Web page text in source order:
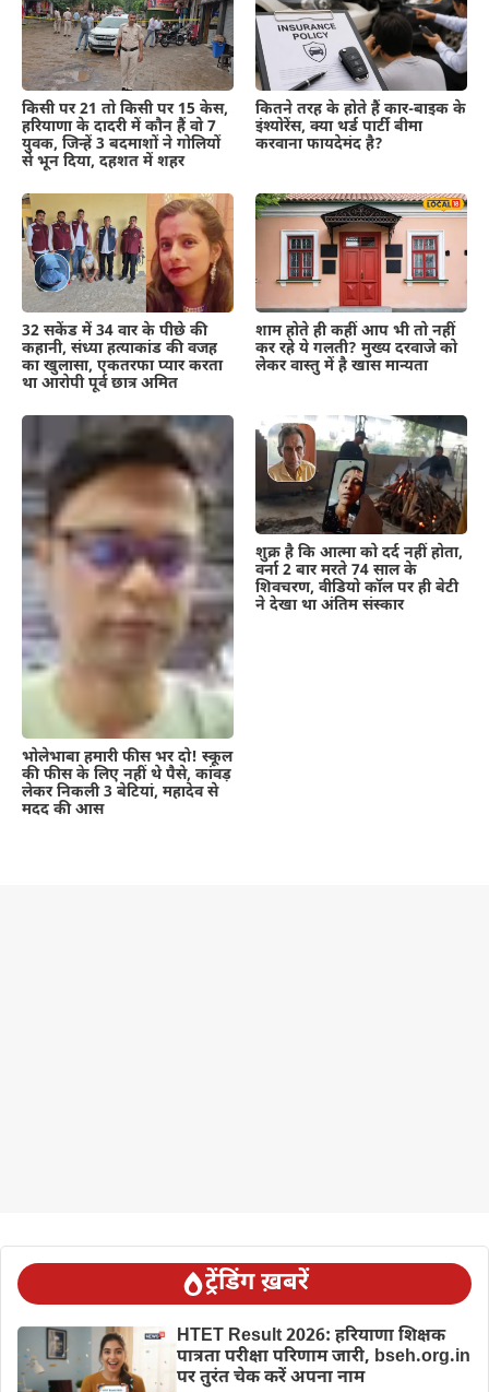
किसी पर 21 तो किसी पर 15 केस,
हरियाणा के दादरी में कौन हैं वो 7
युवक, जिन्हें 3 बदमाशों ने गोलियों
से भून दिया, दहशत में शहर
कितने तरह के होते हैं कार-बाइक के
इंश्योरेंस, क्या थर्ड पार्टी बीमा
करवाना फायदेमंद है?
32 सकेंड में 34 वार के पीछे की
कहानी, संध्या हत्याकांड की वजह
का खुलासा, एकतरफा प्यार करता
था आरोपी पूर्व छात्र अमित
शाम होते ही कहीं आप भी तो नहीं
कर रहे ये गलती? मुख्य दरवाजे को
लेकर वास्तु में है खास मान्यता
भोलेभाबा हमारी फीस भर दो! स्कूल
की फीस के लिए नहीं थे पैसे, कांवड़
लेकर निकली 3 बेटियां, महादेव से
मदद की आस
शुक्र है कि आत्मा को दर्द नहीं होता,
वर्ना 2 बार मरते 74 साल के
शिवचरण, वीडियो कॉल पर ही बेटी
ने देखा था अंतिम संस्कार
ट्रेंडिंग ख़बरें
HTET Result 2026: हरियाणा शिक्षक
पात्रता परीक्षा परिणाम जारी, bseh.org.in
पर तुरंत चेक करें अपना नाम